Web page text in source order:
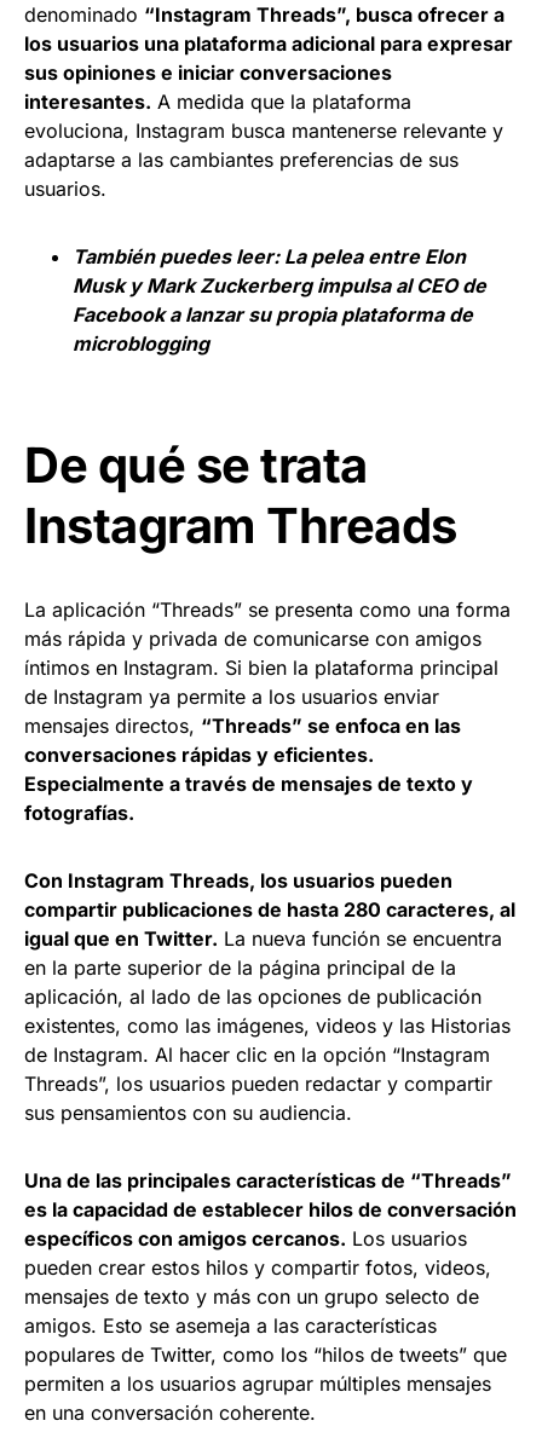
denominado “Instagram Threads”, busca ofrecer a
los usuarios una plataforma adicional para expresar
sus opiniones e iniciar conversaciones
interesantes. A medida que la plataforma
evoluciona, Instagram busca mantenerse relevante y
adaptarse a las cambiantes preferencias de sus
usuarios.
También puedes leer: La pelea entre Elon
Musk y Mark Zuckerberg impulsa al CEO de
Facebook a lanzar su propia plataforma de
microblogging
De qué se trata
Instagram Threads
La aplicación “Threads” se presenta como una forma
más rápida y privada de comunicarse con amigos
íntimos en Instagram. Si bien la plataforma principal
de Instagram ya permite a los usuarios enviar
mensajes directos, “Threads” se enfoca en las
conversaciones rápidas y eficientes.
Especialmente a través de mensajes de texto y
fotografías.
Con Instagram Threads, los usuarios pueden
compartir publicaciones de hasta 280 caracteres, al
igual que en Twitter. La nueva función se encuentra
en la parte superior de la página principal de la
aplicación, al lado de las opciones de publicación
existentes, como las imágenes, videos y las Historias
de Instagram. Al hacer clic en la opción “Instagram
Threads”, los usuarios pueden redactar y compartir
sus pensamientos con su audiencia.
Una de las principales características de “Threads”
es la capacidad de establecer hilos de conversación
específicos con amigos cercanos. Los usuarios
pueden crear estos hilos y compartir fotos, videos,
mensajes de texto y más con un grupo selecto de
amigos. Esto se asemeja a las características
populares de Twitter, como los “hilos de tweets” que
permiten a los usuarios agrupar múltiples mensajes
en una conversación coherente.